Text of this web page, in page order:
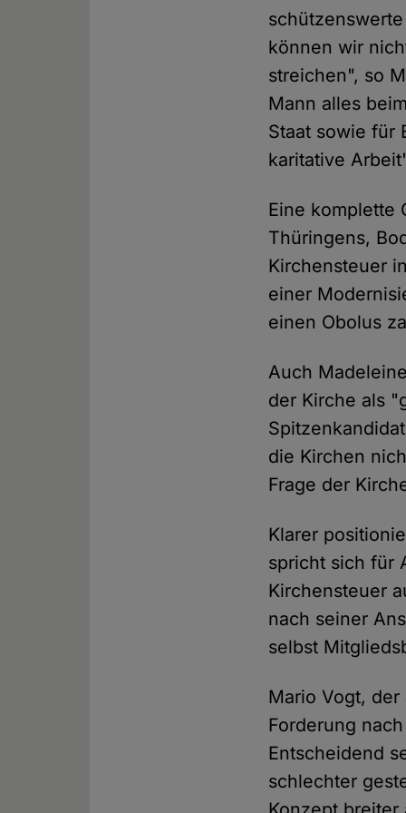
können wir
streichen", so
Mann alles
Staat sowie für
karitative
Eine komplette
Thüringens,
Kirchensteuer
einer
einen Obolus
Auch
der Kirche als
die Kirchen
Frage der
Klarer
spricht sich für
Kirchensteuer
nach seiner
selbst
Mario Vogt,
Forderung
Entscheidend
schlechter